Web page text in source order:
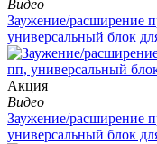
Видео
Заужение/расширение
универсальный блок
Aкция
Видео
Заужение/расширение
универсальный блок